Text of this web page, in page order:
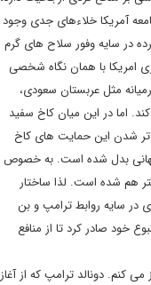
آمریکا خلاءهای جدی وجود
در سایه وفور سلاح های گرم
امریکا با همان نگاه شخصی
مثل عربستان سعودی،
اما در این میان کاخ سفید
تر شدن این حمایت های کاخ
جهانی بدل شده است. به خصوص
هم شده است. لذا ساختار
در سایه روابط ترامپ و بن
خود صادر کرد تا از منافع
کنم. دونالد ترامپ که از آغاز